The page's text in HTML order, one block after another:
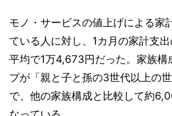
モノ・サービスの値上げによる家
ている人に対し、1カ月の家計支出
平均で1万4,673円だった。家族構
プが「親と子と孫の3世代以上の
で、他の家族構成と比較して約